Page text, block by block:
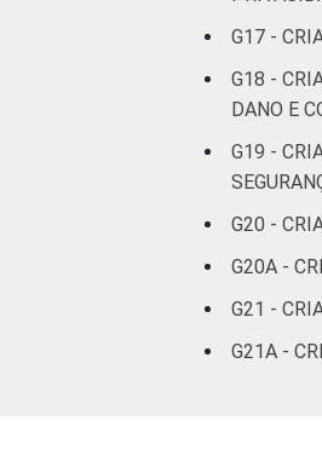
G17 -
G18 -
DANO E
G19 -
G20 -
G20A -
G21 -
G21A -